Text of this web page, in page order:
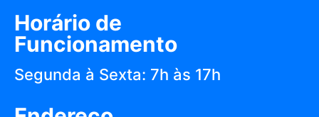
Horário de
Funcionamento
Segunda à Sexta: 7h às 17h